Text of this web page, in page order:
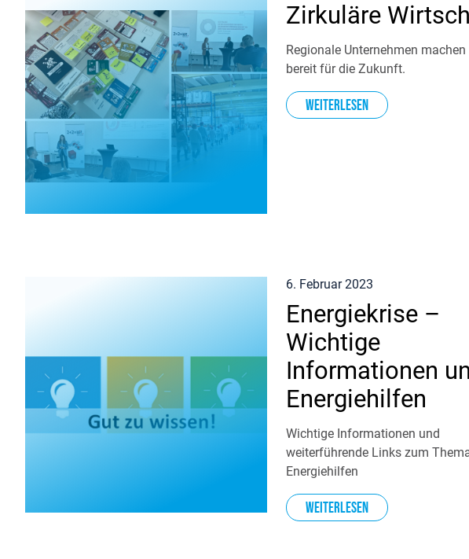
Zirkuläre
Regionale Unternehmen machen
bereit für die Zukunft.
Weiterlesen
Energiekrise –
Wichtige
Informationen
Energiehilfen
6. Februar 2023
Wichtige Informationen und
weiterführende Links zum
Energiehilfen
Weiterlesen